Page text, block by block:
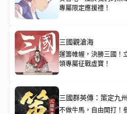
專屬限定應援禮！
三國觀滄海
運籌帷幄，決勝三國！
領專屬征戰虛寶！
三國群英傳：策定九州
不做牛馬，自由開打！